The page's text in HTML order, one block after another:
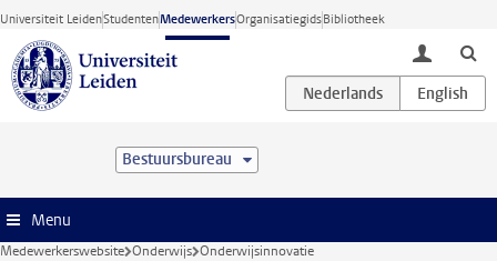
Ga direct naar de inhoud
Universiteit LeidenStudentenMedewerkersOrganisatiegidsBibliotheek
toggle
Bestuursbureau
Menu
Medewerkerswebsite Onderwijs Onderwijsinnovatie